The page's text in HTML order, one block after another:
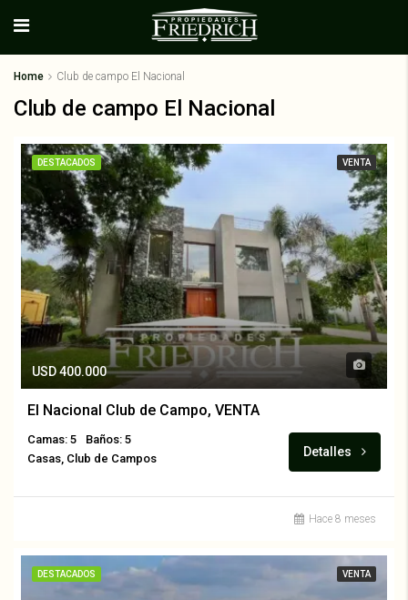
Home Club de campo El Nacional
Club de campo El Nacional
DESTACADOS VENTA
USD 400.000
El Nacional Club de Campo, VENTA
Camas: 5
Baños: 5
Casas, Club de Campos
Detalles
Hace 8 meses
DESTACADOS VENTA